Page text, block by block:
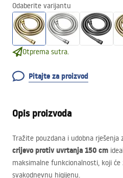
Odaberite varijantu
Otprema sutra.
Pitajte za proizvod
Opis proizvoda
Tražite pouzdana i udobna rješenja
crijevo protiv uvrtanja 150 cm
maksimalne funkcionalnosti, koji
svakodnevnu higijenu.